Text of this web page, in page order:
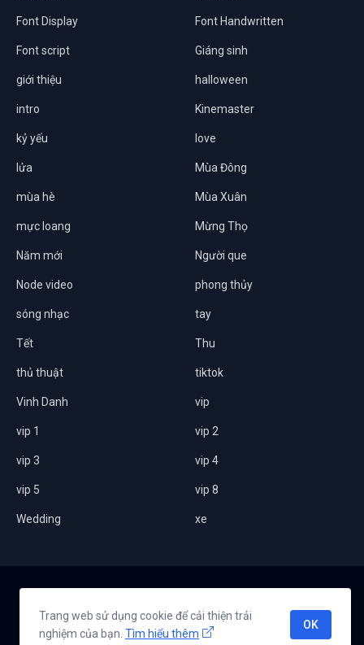
Font Display Font Handwritten
Font script Giáng sinh
giới thiệu halloween
intro Kinemaster
kỷ yếu love
lửa Mùa Đông
mùa hè Mùa Xuân
mực loang Mừng Thọ
Năm mới Người que
Node video phong thủy
sóng nhạc tay
Tết Thu
thủ thuật tiktok
Vinh Danh vip
vip 1 vip 2
vip 3 vip 4
vip 5 vip 8
Wedding xe
HomeGiới thiệuChính sách bảo mật
Trang web sử dụng cookie để cải thiện trải
nghiệm của bạn. Tìm hiểu thêm
OK